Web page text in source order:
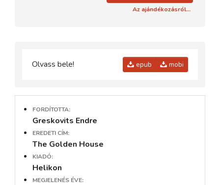
Az ajándékozásról...
Olvass bele! epub mobi
FORDÍTOTTA:
Greskovits Endre
EREDETI CÍM:
The Golden House
KIADÓ:
Helikon
MEGJELENÉS ÉVE: